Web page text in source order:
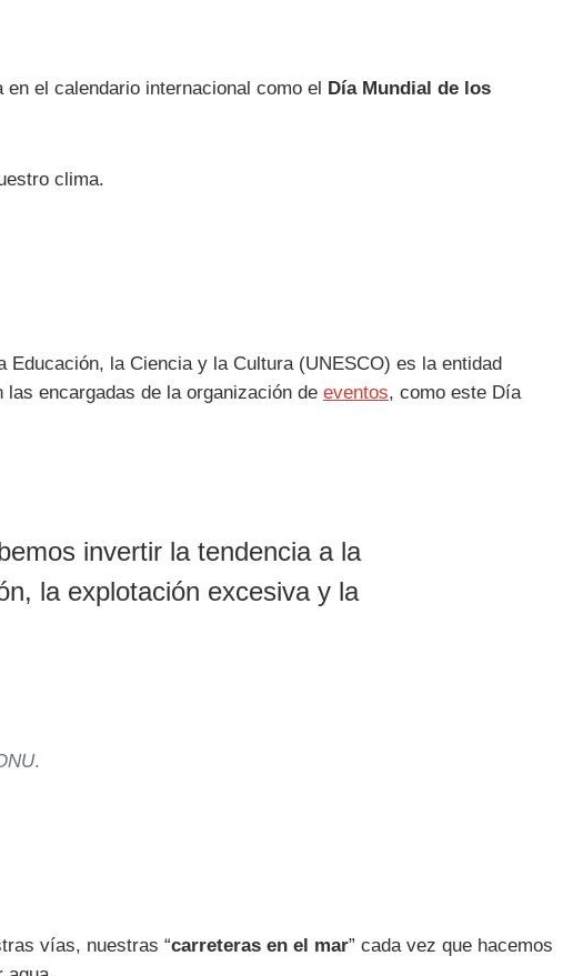
en el calendario internacional como el
Día Mundial de los
clima.
la Ciencia y la Cultura (UNESCO) es la entidad
encargadas de la organización de eventos, como este Día
invertir la tendencia a la
la explotación excesiva y la
.
vías, nuestras “carreteras en el mar” cada vez que hacemos